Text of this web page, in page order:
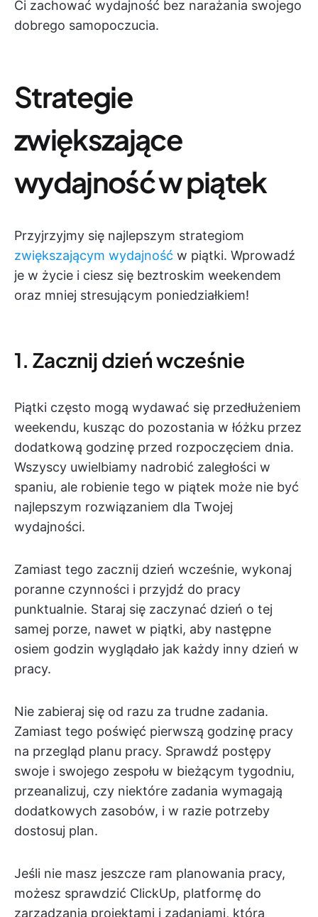
Ci zachować wydajność bez narażania swojego
dobrego samopoczucia.
Strategie
zwiększające
wydajność w piątek
Przyjrzyjmy się najlepszym strategiom
zwiększającym wydajność w piątki. Wprowadź
je w życie i ciesz się beztroskim weekendem
oraz mniej stresującym poniedziałkiem!
1. Zacznij dzień wcześnie
Piątki często mogą wydawać się przedłużeniem
weekendu, kusząc do pozostania w łóżku przez
dodatkową godzinę przed rozpoczęciem dnia.
Wszyscy uwielbiamy nadrobić zaległości w
spaniu, ale robienie tego w piątek może nie być
najlepszym rozwiązaniem dla Twojej
wydajności.
Zamiast tego zacznij dzień wcześnie, wykonaj
poranne czynności i przyjdź do pracy
punktualnie. Staraj się zaczynać dzień o tej
samej porze, nawet w piątki, aby następne
osiem godzin wyglądało jak każdy inny dzień w
pracy.
Nie zabieraj się od razu za trudne zadania.
Zamiast tego poświęć pierwszą godzinę pracy
na przegląd planu pracy. Sprawdź postępy
swoje i swojego zespołu w bieżącym tygodniu,
przeanalizuj, czy niektóre zadania wymagają
dodatkowych zasobów, i w razie potrzeby
dostosuj plan.
Jeśli nie masz jeszcze ram planowania pracy,
możesz sprawdzić ClickUp, platformę do
zarządzania projektami i zadaniami, która